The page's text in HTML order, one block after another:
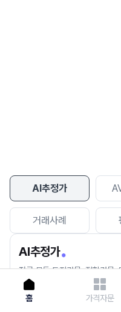
AI추정가
거래사례
AI추정가
전국 모든 토지건물, 집합건물,
세요.
홈 가격자문